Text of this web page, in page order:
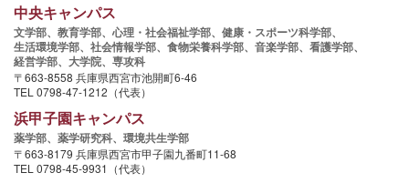
中央キャンパス
文学部、 教育学部、 心理・社会福祉学部、 健康・スポーツ科学部、
生活環境学部、 社会情報学部、 食物栄養科学部、 音楽学部、 看護学部、
経営学部、 大学院、 専攻科
〒663-8558 兵庫県西宮市池開町6-46
TEL 0798-47-1212（代表）
浜甲子園キャンパス
薬学部、 薬学研究科、 環境共生学部
〒663-8179 兵庫県西宮市甲子園九番町11-68
TEL 0798-45-9931（代表）